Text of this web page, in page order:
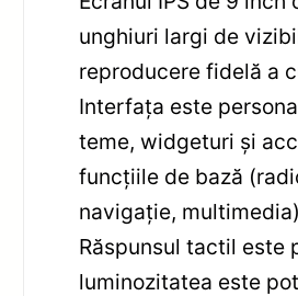
unghiuri largi de
reproducere fidelă a
Interfața este
teme, widgeturi și
funcțiile de bază
navigație,
Răspunsul tactil este
luminozitatea este